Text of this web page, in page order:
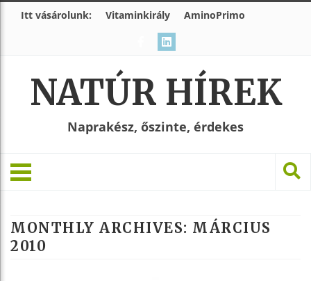
Itt vásárolunk: Vitaminkirály AminoPrimo
NATÚR HÍREK
Naprakész, őszinte, érdekes
MONTHLY ARCHIVES: MÁRCIUS
2010